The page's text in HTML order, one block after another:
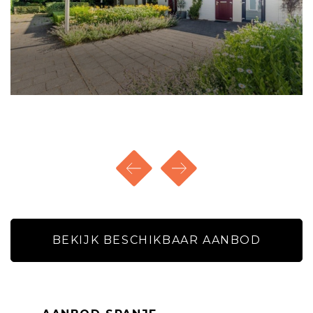
BIJZONDERHEDEN
- Het appartement is voorzien van dubbele
beglazing in houten kozijnen, dak- en
muurisolatie.
- CV-ketel intergas KK HRE 28/24 combiketel
bouwjaar 2020. Dit betreft een huurcontract voor
€ 36,52 per maand.
BEKIJK BESCHIKBAAR AANBOD